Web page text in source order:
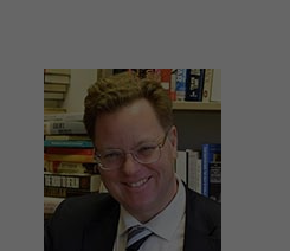
Image(s)